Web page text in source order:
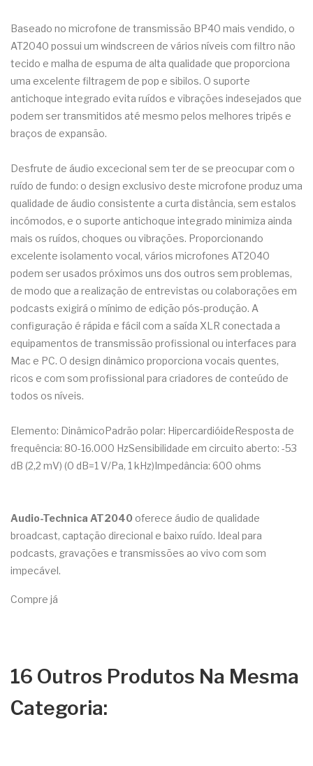
Baseado no microfone de transmissão BP40 mais vendido, o
AT2040 possui um windscreen de vários níveis com filtro não
tecido e malha de espuma de alta qualidade que proporciona
uma excelente filtragem de pop e sibilos. O suporte
antichoque integrado evita ruídos e vibrações indesejados que
podem ser transmitidos até mesmo pelos melhores tripés e
braços de expansão.
Desfrute de áudio excecional sem ter de se preocupar com o
ruído de fundo: o design exclusivo deste microfone produz uma
qualidade de áudio consistente a curta distância, sem estalos
incómodos, e o suporte antichoque integrado minimiza ainda
mais os ruídos, choques ou vibrações. Proporcionando
excelente isolamento vocal, vários microfones AT2040
podem ser usados próximos uns dos outros sem problemas,
de modo que a realização de entrevistas ou colaborações em
podcasts exigirá o mínimo de edição pós-produção. A
configuração é rápida e fácil com a saída XLR conectada a
equipamentos de transmissão profissional ou interfaces para
Mac e PC. O design dinâmico proporciona vocais quentes,
ricos e com som profissional para criadores de conteúdo de
todos os níveis.
Elemento: DinâmicoPadrão polar: HipercardióideResposta de
frequência: 80-16.000 HzSensibilidade em circuito aberto: -53
dB (2,2 mV) (0 dB=1 V/Pa, 1 kHz)Impedância: 600 ohms
Audio-Technica AT2040 oferece áudio de qualidade
broadcast, captação direcional e baixo ruído. Ideal para
podcasts, gravações e transmissões ao vivo com som
impecável.
Compre já
16 Outros Produtos Na Mesma
Categoria: